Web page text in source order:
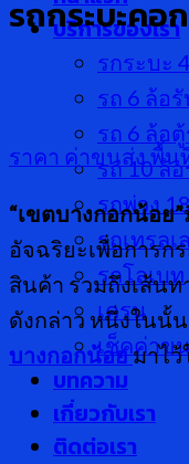
บริการของเรา
รกระบะ
รถ 6 ล้อรั
รถ 6 ล้อ
รถ 10 ล้
รถพ่วง
รถเทรลเ
รถโลเบท
เครน
เช็คค่าข
บทความ
เกี่ยวกับเรา
ติดต่อเรา
รถกระบะค
ราคา ค่าขนส่งพื้น
“เขตบางกอกน้อย”
อัจฉริยะเพื่อการก
สินค้า รวมถึงเส้น
ดังกล่าว หนึ่งในนั้
บางกอกน้อยมาไ